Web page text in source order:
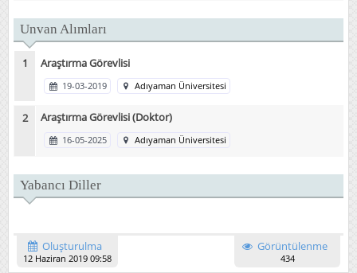
Unvan Alımları
Araştırma Görevlisi
19-03-2019 Adıyaman Üniversitesi
Araştırma Görevlisi (Doktor)
16-05-2025 Adıyaman Üniversitesi
Yabancı Diller
Oluşturulma
12 Haziran 2019 09:58
Görüntülenme
434